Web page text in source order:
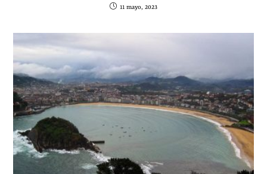
11 mayo, 2023